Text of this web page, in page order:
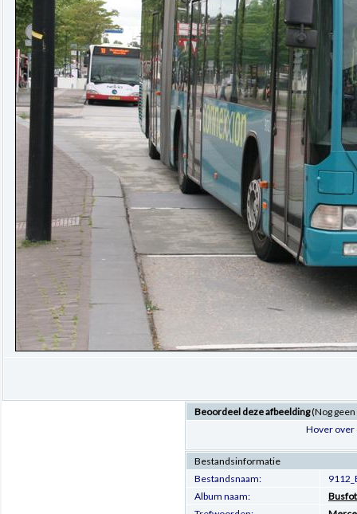
Beoordeel deze afbeelding(Nog
Hover over
Bestandsinformatie
Bestandsnaam:
Album naam: